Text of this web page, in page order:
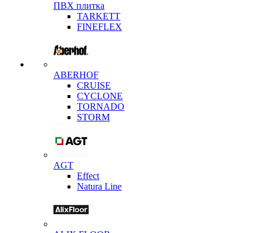
ПВХ плитка
TARKETT
FINEFLEX
ABERHOF
CRUISE
CYCLONE
TORNADO
STORM
AGT
Effect
Natura Line